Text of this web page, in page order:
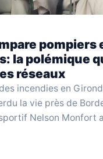
pompiers
la polémique
réseaux
incendies en
la vie près de
Nelson Monfort a